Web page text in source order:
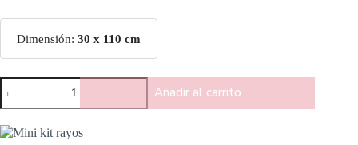
Dimensión: 30 x 110 cm
Añadir al carrito